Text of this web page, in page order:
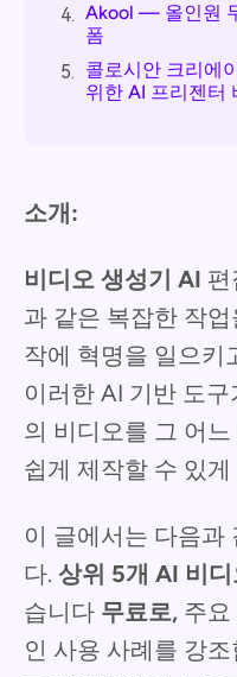
4. Akool — 올인원
폼
5. 콜로시안 크리에
위한 AI 프리젠터
소개:
비디오 생성기 AI 편
과 같은 복잡한 작
작에 혁명을 일으키
이러한 AI 기반 도
의 비디오를 그 어
쉽게 제작할 수 있
이 글에서는 다음과
다. 상위 5개 AI 비
습니다 무료로, 주요
인 사용 사례를 강